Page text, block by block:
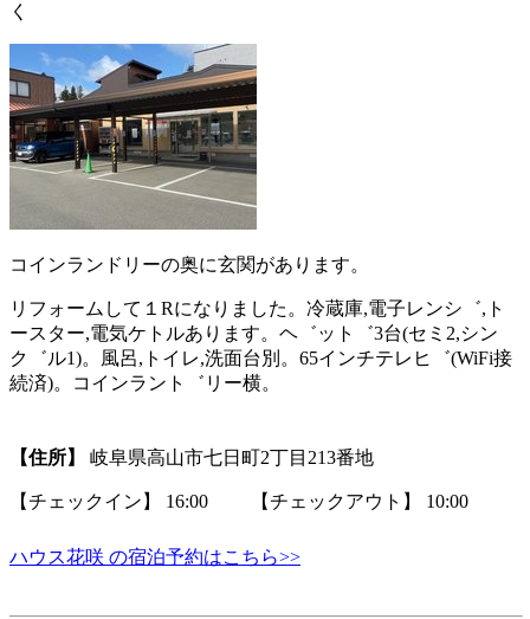
く
コインランドリーの奥に玄関があります。
リフォームして１Rになりました。冷蔵庫,電子レンシ゛,ト
ースター,電気ケトルあります。ヘ゛ット゛3台(セミ2,シン
ク゛ル1)。風呂,トイレ,洗面台別。65インチテレヒ゛(WiFi接
続済)。コインラント゛リー横。
【住所】 岐阜県高山市七日町2丁目213番地
【チェックイン】 16:00 【チェックアウト】 10:00
ハウス花咲 の宿泊予約はこちら>>